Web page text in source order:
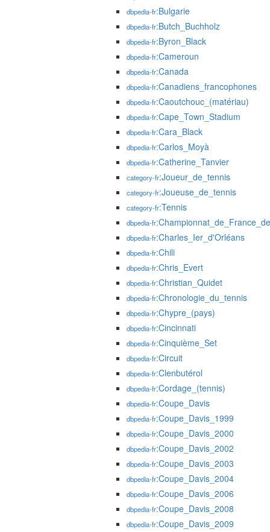
dbpedia-fr:Bulgarie
dbpedia-fr:Butch_Buchholz
dbpedia-fr:Byron_Black
dbpedia-fr:Cameroun
dbpedia-fr:Canada
dbpedia-fr:Canadiens_francophones
dbpedia-fr:Caoutchouc_(matériau)
dbpedia-fr:Cape_Town_Stadium
dbpedia-fr:Cara_Black
dbpedia-fr:Carlos_Moyà
dbpedia-fr:Catherine_Tanvier
category-fr:Joueur_de_tennis
category-fr:Joueuse_de_tennis
category-fr:Tennis
dbpedia-fr
dbpedia-fr:Charles_Ier_d'Orléans
dbpedia-fr:Chili
dbpedia-fr:Chris_Evert
dbpedia-fr:Christian_Quidet
dbpedia-fr:Chronologie_du_tennis
dbpedia-fr:Chypre_(pays)
dbpedia-fr:Cincinnati
dbpedia-fr:Cinquième_Set
dbpedia-fr:Circuit
dbpedia-fr:Clenbutérol
dbpedia-fr:Cordage_(tennis)
dbpedia-fr:Coupe_Davis
dbpedia-fr:Coupe_Davis_1999
dbpedia-fr:Coupe_Davis_2000
dbpedia-fr:Coupe_Davis_2002
dbpedia-fr:Coupe_Davis_2003
dbpedia-fr:Coupe_Davis_2004
dbpedia-fr:Coupe_Davis_2006
dbpedia-fr:Coupe_Davis_2008
dbpedia-fr:Coupe_Davis_2009